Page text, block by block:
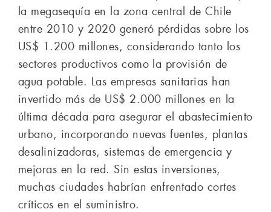
la megasequía en la zona central de Chile
entre 2010 y 2020 generó pérdidas sobre los
US$ 1.200 millones, considerando tanto los
sectores productivos como la provisión de
agua potable. Las empresas sanitarias han
invertido más de US$ 2.000 millones en la
última década para asegurar el abastecimiento
urbano, incorporando nuevas fuentes, plantas
desalinizadoras, sistemas de emergencia y
mejoras en la red. Sin estas inversiones,
muchas ciudades habrían enfrentado cortes
críticos en el suministro.